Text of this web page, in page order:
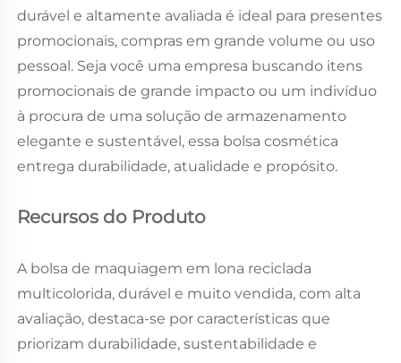
durável e altamente avaliada é ideal para presentes
promocionais, compras em grande volume ou uso
pessoal. Seja você uma empresa buscando itens
promocionais de grande impacto ou um indivíduo
à procura de uma solução de armazenamento
elegante e sustentável, essa bolsa cosmética
entrega durabilidade, atualidade e propósito.
Recursos do Produto
A bolsa de maquiagem em lona reciclada
multicolorida, durável e muito vendida, com alta
avaliação, destaca-se por características que
priorizam durabilidade, sustentabilidade e